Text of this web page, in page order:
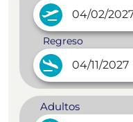
Regreso
Adultos